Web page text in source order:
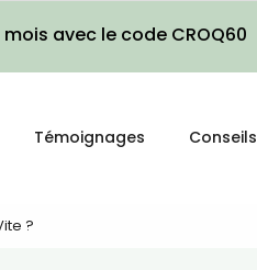
avec le code CROQ60
Témoignages Conseils
?